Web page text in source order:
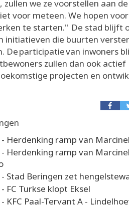
zullen we ze voorstellen aan
voor meteen. We hopen
te starten." De stad blijft
initiatieven die buurten
De participatie van inwoners
zullen dan ook actief
projecten en
- Herdenking ramp van
- Herdenking ramp van
- Stad Beringen zet
- FC Turkse klopt Eksel
- KFC Paal-Tervant A -